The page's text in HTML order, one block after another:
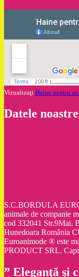
Vizualizaţi Haine pentru
Datele noastre
S.C.BORDULA
animale de companie
cod 332041 Str.9Mai.
Hunedoara România
Euroanimode ® este
PRODUCT SRL.
” Eleganţă şi